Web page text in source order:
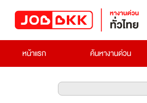
หน้าแรก ค้นหางานด่วน